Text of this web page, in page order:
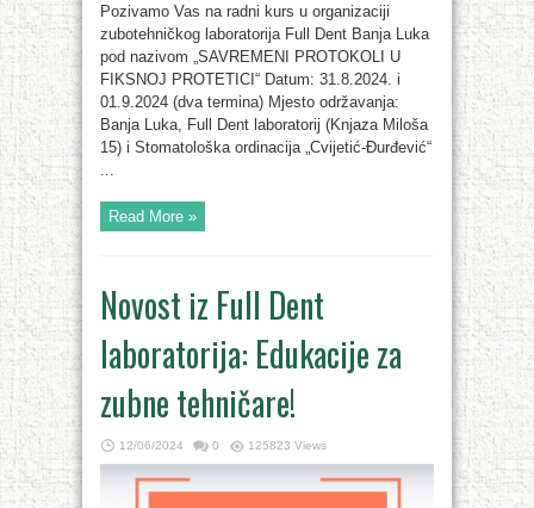
Pozivamo Vas na radni kurs u organizaciji
zubotehničkog laboratorija Full Dent Banja Luka
pod nazivom „SAVREMENI PROTOKOLI U
FIKSNOJ PROTETICI“ Datum: 31.8.2024. i
01.9.2024 (dva termina) Mjesto održavanja:
Banja Luka, Full Dent laboratorij (Knjaza Miloša
15) i Stomatološka ordinacija „Cvijetić-Đurđević“
Read More »
Novost iz Full Dent
laboratorija: Edukacije za
zubne tehničare!
12/06/2024 0 125823 Views